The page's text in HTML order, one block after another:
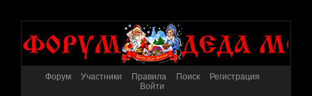
Форум Участники Правила Поиск
Регистрация
Войти